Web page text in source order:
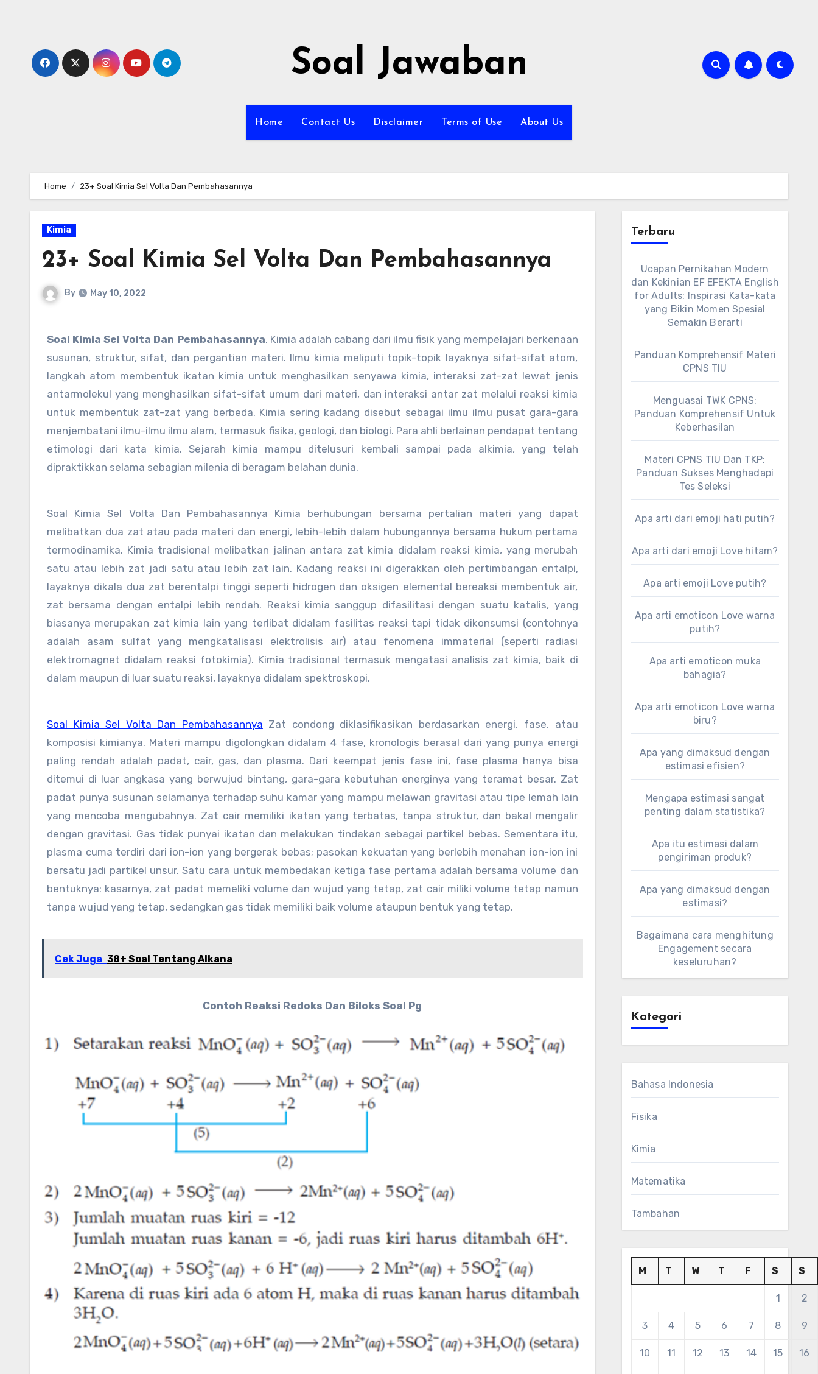
Soal Jawaban
Home Contact Us Disclaimer Terms of Use About Us
Home 23+ Soal Kimia Sel Volta Dan Pembahasannya
Kimia
23+ Soal Kimia Sel Volta Dan Pembahasannya
By May 10, 2022
Soal Kimia Sel Volta Dan Pembahasannya. Kimia adalah cabang dari ilmu fisik yang mempelajari berkenaan
susunan, struktur, sifat, dan pergantian materi. Ilmu kimia meliputi topik-topik layaknya sifat-sifat atom,
langkah atom membentuk ikatan kimia untuk menghasilkan senyawa kimia, interaksi zat-zat lewat jenis
antarmolekul yang menghasilkan sifat-sifat umum dari materi, dan interaksi antar zat melalui reaksi kimia
untuk membentuk zat-zat yang berbeda. Kimia sering kadang disebut sebagai ilmu ilmu pusat gara-gara
menjembatani ilmu-ilmu ilmu alam, termasuk fisika, geologi, dan biologi. Para ahli berlainan pendapat tentang
etimologi dari kata kimia. Sejarah kimia mampu ditelusuri kembali sampai pada alkimia, yang telah
dipraktikkan selama sebagian milenia di beragam belahan dunia.
Soal Kimia Sel Volta Dan Pembahasannya Kimia berhubungan bersama pertalian materi yang dapat
melibatkan dua zat atau pada materi dan energi, lebih-lebih dalam hubungannya bersama hukum pertama
termodinamika. Kimia tradisional melibatkan jalinan antara zat kimia didalam reaksi kimia, yang merubah
satu atau lebih zat jadi satu atau lebih zat lain. Kadang reaksi ini digerakkan oleh pertimbangan entalpi,
layaknya dikala dua zat berentalpi tinggi seperti hidrogen dan oksigen elemental bereaksi membentuk air,
zat bersama dengan entalpi lebih rendah. Reaksi kimia sanggup difasilitasi dengan suatu katalis, yang
biasanya merupakan zat kimia lain yang terlibat didalam fasilitas reaksi tapi tidak dikonsumsi (contohnya
adalah asam sulfat yang mengkatalisasi elektrolisis air) atau fenomena immaterial (seperti radiasi
elektromagnet didalam reaksi fotokimia). Kimia tradisional termasuk mengatasi analisis zat kimia, baik di
dalam maupun di luar suatu reaksi, layaknya didalam spektroskopi.
Soal Kimia Sel Volta Dan Pembahasannya Zat condong diklasifikasikan berdasarkan energi, fase, atau
komposisi kimianya. Materi mampu digolongkan didalam 4 fase, kronologis berasal dari yang punya energi
paling rendah adalah padat, cair, gas, dan plasma. Dari keempat jenis fase ini, fase plasma hanya bisa
ditemui di luar angkasa yang berwujud bintang, gara-gara kebutuhan energinya yang teramat besar. Zat
padat punya susunan selamanya terhadap suhu kamar yang mampu melawan gravitasi atau tipe lemah lain
yang mencoba mengubahnya. Zat cair memiliki ikatan yang terbatas, tanpa struktur, dan bakal mengalir
dengan gravitasi. Gas tidak punyai ikatan dan melakukan tindakan sebagai partikel bebas. Sementara itu,
plasma cuma terdiri dari ion-ion yang bergerak bebas; pasokan kekuatan yang berlebih menahan ion-ion ini
bersatu jadi partikel unsur. Satu cara untuk membedakan ketiga fase pertama adalah bersama volume dan
bentuknya: kasarnya, zat padat memeliki volume dan wujud yang tetap, zat cair miliki volume tetap namun
tanpa wujud yang tetap, sedangkan gas tidak memiliki baik volume ataupun bentuk yang tetap.
Cek Juga 38+ Soal Tentang Alkana
Contoh Reaksi Redoks Dan Biloks Soal Pg
Terbaru
Ucapan Pernikahan Modern
dan Kekinian EF EFEKTA English
for Adults: Inspirasi Kata-kata
yang Bikin Momen Spesial
Semakin Berarti
Panduan Komprehensif Materi
CPNS TIU
Menguasai TWK CPNS:
Panduan Komprehensif Untuk
Keberhasilan
Materi CPNS TIU Dan TKP:
Panduan Sukses Menghadapi
Tes Seleksi
Apa arti dari emoji hati putih?
Apa arti dari emoji Love hitam?
Apa arti emoji Love putih?
Apa arti emoticon Love warna
putih?
Apa arti emoticon muka
bahagia?
Apa arti emoticon Love warna
biru?
Apa yang dimaksud dengan
estimasi efisien?
Mengapa estimasi sangat
penting dalam statistika?
Apa itu estimasi dalam
pengiriman produk?
Apa yang dimaksud dengan
estimasi?
Bagaimana cara menghitung
Engagement secara
keseluruhan?
Kategori
Bahasa Indonesia
Fisika
Kimia
Matematika
Tambahan
M T W T F S S
1 2
3 4 5 6 7 8 9
10 11 12 13 14 15 16